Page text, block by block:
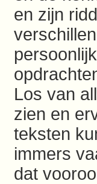
en zijn
Los van
zien en
teksten
immers
dat